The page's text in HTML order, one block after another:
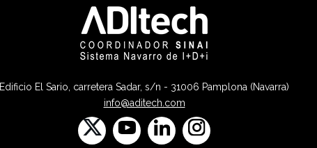
Edificio El Sario, carretera Sadar, s/n - 31006 Pamplona (Navarra)
info@aditech.com